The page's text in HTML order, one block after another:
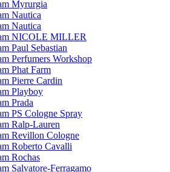
Myrurgia
Nautica
Nautica
NICOLE MILLER
Paul Sebastian
Perfumers Workshop
Phat Farm
Pierre Cardin
Playboy
Prada
PS Cologne Spray
Ralp-Lauren
Revillon Cologne
Roberto Cavalli
Rochas
Salvatore-Ferragamo